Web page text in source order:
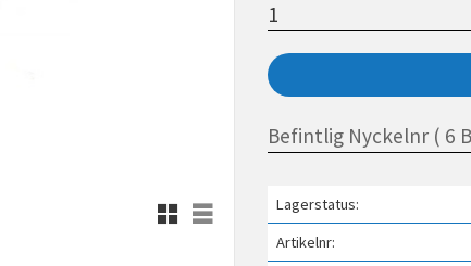
Rutnätsvy
Listvy Lagerstatus
Artikelnr